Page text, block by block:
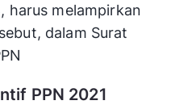
harus melampirkan
dalam Surat
PPN 2021